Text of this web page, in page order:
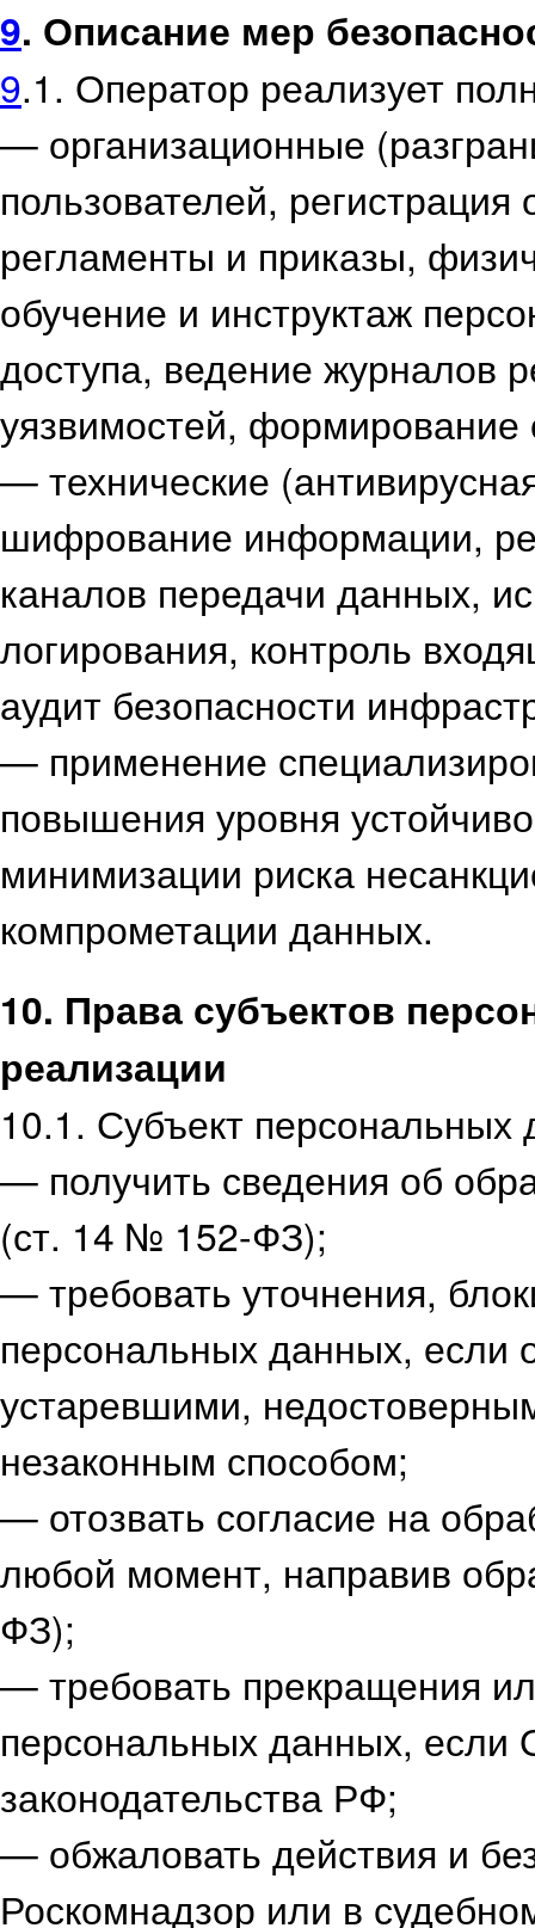
9. Описание мер
9.1. Оператор реализует
— организационные
пользователей,
регламенты и приказы,
обучение и инструктаж
доступа, ведение журналов
уязвимостей, формирование
— технические
шифрование информации,
каналов передачи данных,
логирования, контроль
аудит безопасности
— применение
повышения уровня
минимизации риска
компрометации данных.
10. Права субъектов
реализации
10.1. Субъект персональных
— получить сведения об
(ст. 14 № 152-ФЗ);
— требовать уточнения,
персональных данных, если
устаревшими,
незаконным способом;
— отозвать согласие на
любой момент, направив
ФЗ);
— требовать прекращения
персональных данных, если
законодательства РФ;
— обжаловать действия и
Роскомнадзор или в